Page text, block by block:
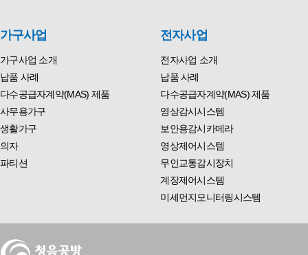
가구사업
가구사업 소개
납품 사례
다수공급자계약(MAS) 제품
사무용가구
생활가구
의자
파티션
전자사업
전자사업 소개
납품 사례
다수공급자계약(MAS) 제품
영상감시시스템
보안용감시카메라
영상제어시스템
무인교통감시장치
계장제어시스템
미세먼지모니터링시스템